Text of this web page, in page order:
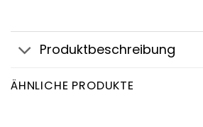
Produktbeschreibung
ÄHNLICHE PRODUKTE